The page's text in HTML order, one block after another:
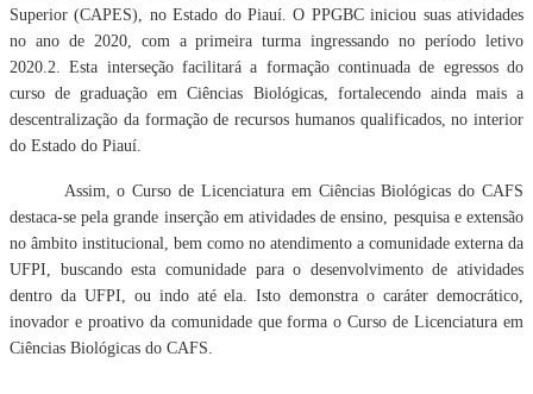
Superior (CAPES), no Estado do Piauí. O PPGBC iniciou suas atividades
no ano de 2020, com a primeira turma ingressando no período letivo
2020.2. Esta interseção facilitará a formação continuada de egressos do
curso de graduação em Ciências Biológicas, fortalecendo ainda mais a
descentralização da formação de recursos humanos qualificados, no interior
do Estado do Piauí.
Assim, o Curso de Licenciatura em Ciências Biológicas do CAFS
destaca-se pela grande inserção em atividades de ensino, pesquisa e extensão
no âmbito institucional, bem como no atendimento a comunidade externa da
UFPI, buscando esta comunidade para o desenvolvimento de atividades
dentro da UFPI, ou indo até ela. Isto demonstra o caráter democrático,
inovador e proativo da comunidade que forma o Curso de Licenciatura em
Ciências Biológicas do CAFS.